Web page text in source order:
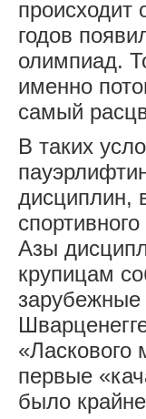
происходит
годов
олимпиад.
именно
самый
В таких
дисциплин,
Азы
крупицам
зарубежные
«Ласкового
первые
было